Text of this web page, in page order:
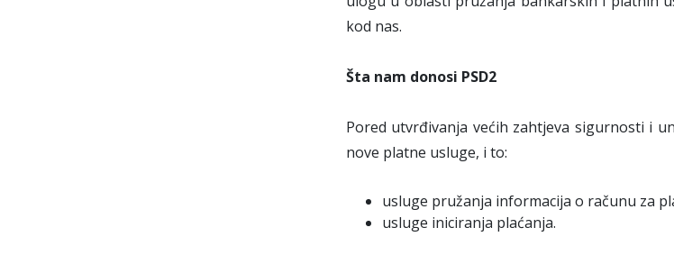
kod nas.
Šta nam donosi PSD2
Pored utvrđivanja većih zahtjeva sigurnosti i
nove platne usluge, i to:
usluge pružanja informacija o računu za
usluge iniciranja plaćanja.